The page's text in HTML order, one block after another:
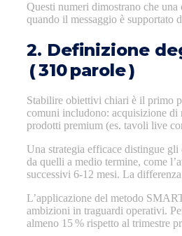
Questi numeri dimostrano che
quando il messaggio è supportato
2. Definizione
( 310 parole )
Stabilire obiettivi chiari è il primo
comuni includono: acquisizione di
prodotti premium (es. tavoli live
Una strategia efficace distingue
da quelli a medio termine, come
successivi 6‑12 mesi. La
L’applicazione del metodo
ambizioni in traguardi operativi.
almeno 15 % rispetto al trimestre